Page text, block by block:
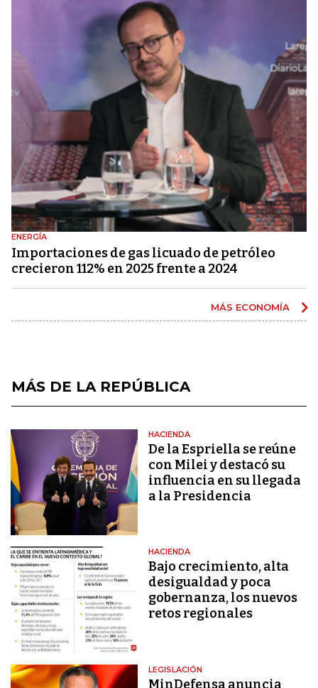
ENERGÍA
Importaciones de gas licuado de petróleo
crecieron 112% en 2025 frente a 2024
MÁS ECONOMÍA
MÁS DE LA REPÚBLICA
HACIENDA
De la Espriella se reúne
con Milei y destacó su
influencia en su llegada
a la Presidencia
HACIENDA
Bajo crecimiento, alta
desigualdad y poca
gobernanza, los nuevos
retos regionales
LEGISLACIÓN
MinDefensa anuncia